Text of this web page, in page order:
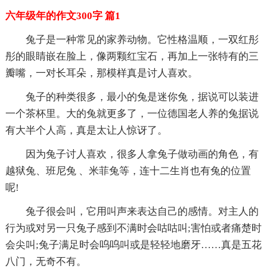
六年级年的作文300字 篇1
兔子是一种常见的家养动物。它性格温顺，一双红彤
彤的眼睛嵌在脸上，像两颗红宝石，再加上一张特有的三
瓣嘴，一对长耳朵，那模样真是讨人喜欢。
兔子的种类很多，最小的兔是迷你兔，据说可以装进
一个茶杯里。大的兔就更多了，一位德国老人养的兔据说
有大半个人高，真是太让人惊讶了。
因为兔子讨人喜欢，很多人拿兔子做动画的角色，有
越狱兔、班尼兔 、米菲兔等，连十二生肖也有兔的位置
呢!
兔子很会叫，它用叫声来表达自己的感情。对主人的
行为或对另一只兔子感到不满时会咕咕叫;害怕或者痛楚时
会尖叫;兔子满足时会呜呜叫或是轻轻地磨牙……真是五花
八门，无奇不有。